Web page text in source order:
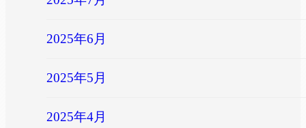
2025年6月
2025年5月
2025年4月